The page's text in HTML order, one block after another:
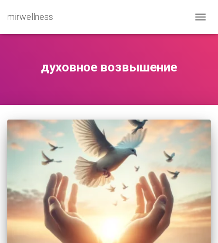
mirwellness
духовное возвышение